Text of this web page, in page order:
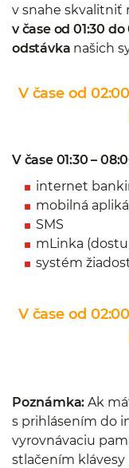
v snahe skvalitniť
v čase od 01:30
odstávka našich
V čase od
V čase 01:30 –
internet
mobilná
SMS
mLinka
systém
V čase od
Poznámka: Ak
s prihlásením do
vyrovnávaciu
stlačením klávesy